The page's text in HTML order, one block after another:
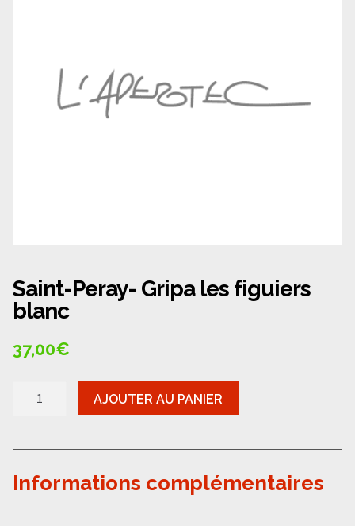
Politique de cookies (UE)
Saint-Peray- Gripa les figuiers
blanc
37,00€
Gripa
figuiers
blanc
AJOUTER AU PANIER
Informations complémentaires